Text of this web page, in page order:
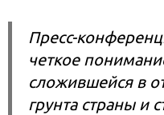
Пресс-
четкое
сложившейся в
грунта страны и